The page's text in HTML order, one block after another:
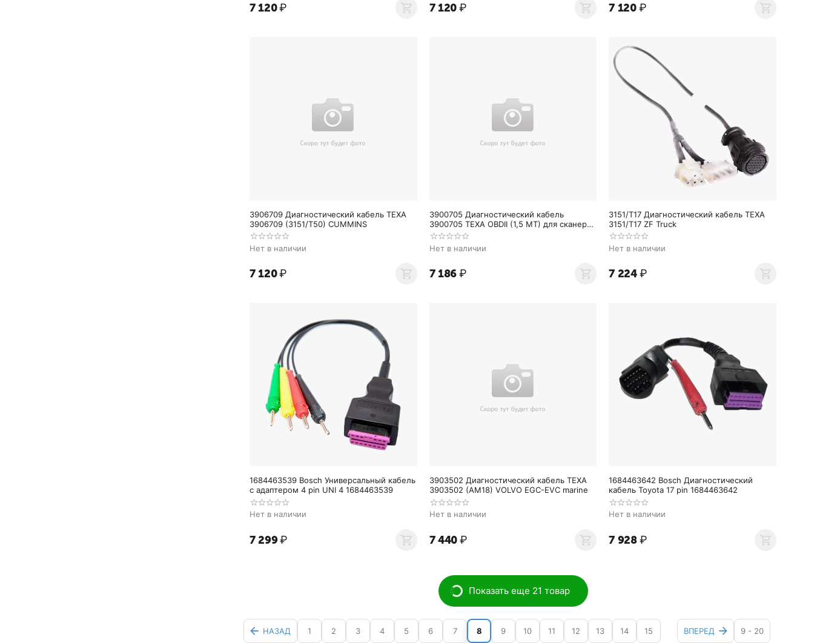
7 120₽ 7 120₽ 7 120 ₽
3906709 Диагностический кабель TEXA
3906709 (3151/T50) CUMMINS
Нет в наличии
7 120₽
3900705 Диагностический кабель
3900705 TEXA OBDII (1,5 MT) для сканера
Navigator TXT
Нет в наличии
7 186₽
3151/T17 Диагностический кабель TEXA
3151/T17 ZF Truck
Нет в наличии
7 224 ₽
1684463539 Bosch Универсальный кабель
с адаптером 4 pin UNI 4 1684463539
Нет в наличии
7 299₽
3903502 Диагностический кабель TEXA
3903502 (AM18) VOLVO EGC-EVC marine
Нет в наличии
7 440₽
1684463642 Bosch Диагностический
кабель Toyota 17 pin 1684463642
Нет в наличии
7 928 ₽
Показать еще 21 товар
НАЗАД 1 2 3 4 5 6 7 8 9 10 11 12 13 14 15 ВПЕРЕД 9 - 20